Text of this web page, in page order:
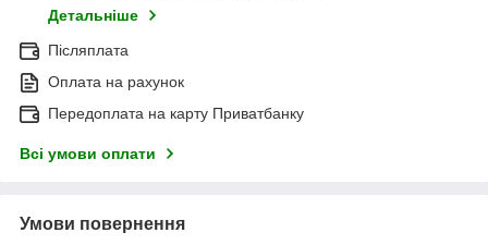
Детальніше
Післяплата
Оплата на рахунок
Передоплата на карту Приватбанку
Всі умови оплати
Умови повернення